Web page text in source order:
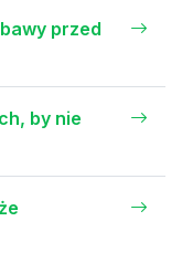
przed
by nie